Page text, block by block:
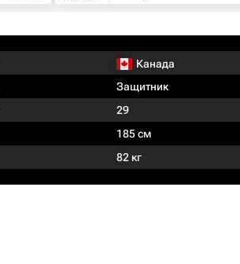
Канада
Защитник
29
185 см
82 кг